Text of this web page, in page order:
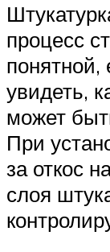
процесс
понятной,
увидеть,
может
При
за откос
слоя